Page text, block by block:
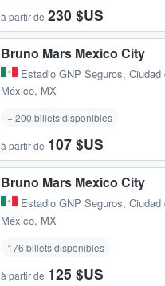
à partir de 230 $US
Bruno Mars Mexico City
Estadio GNP Seguros, Ciudad
México, MX
+ 200 billets disponibles
à partir de 107 $US
Bruno Mars Mexico City
Estadio GNP Seguros, Ciudad
México, MX
176 billets disponibles
à partir de 125 $US